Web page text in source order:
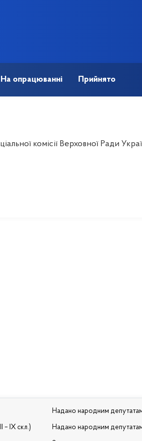
На опрацюванні Прийнято
комісії Верховної Ради
– IX скл.)
Надано народним
Надано народним